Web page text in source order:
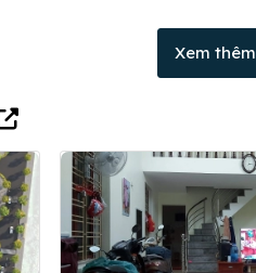
Xem thêm